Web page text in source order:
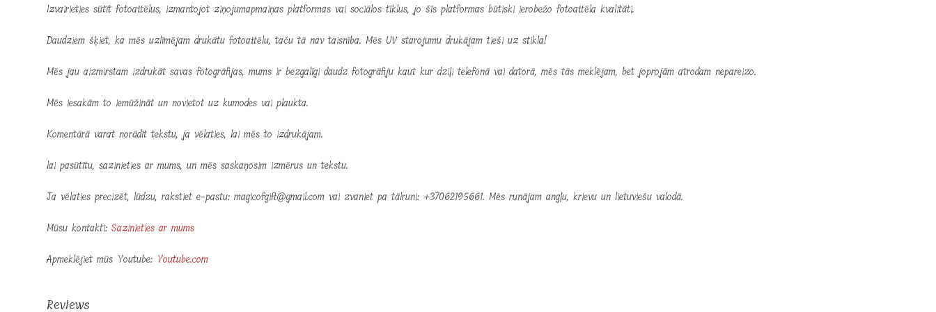
Izvairieties sūtīt fotoattēlus, izmantojot ziņojumapmaiņas platformas vai sociālos tīklus, jo šīs platformas būtiski ierobežo fotoattēla kvalitāti.
Daudziem šķiet, ka mēs uzlīmējam drukātu fotoattēlu, taču tā nav taisnība. Mēs UV starojumu drukājam tieši uz stikla!
Mēs jau aizmirstam izdrukāt savas fotogrāfijas, mums ir bezgalīgi daudz fotogrāfiju kaut kur dziļi telefonā vai datorā, mēs tās meklējam, bet joprojām atrodam nepareizo.
Mēs iesakām to iemūžināt un novietot uz kumodes vai plaukta.
Komentārā varat norādīt tekstu, ja vēlaties, lai mēs to izdrukājam.
lai pasūtītu, sazinieties ar mums, un mēs saskaņosim izmērus un tekstu.
Ja vēlaties precizēt, lūdzu, rakstiet e-pastu: magicofgift@gmail.com vai zvaniet pa tālruni: +37062195661. Mēs runājam angļu, krievu un lietuviešu valodā.
Mūsu kontakti:Sazinieties ar mums
Apmeklējiet mūs Youtube: Youtube.com
Reviews